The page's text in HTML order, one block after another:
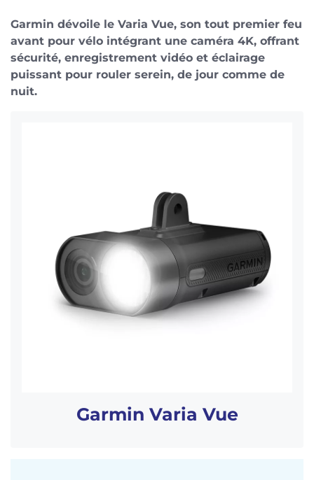
Garmin dévoile le Varia Vue, son tout premier feu
avant pour vélo intégrant une caméra 4K, offrant
sécurité, enregistrement vidéo et éclairage
puissant pour rouler serein, de jour comme de
nuit.
Garmin Varia Vue